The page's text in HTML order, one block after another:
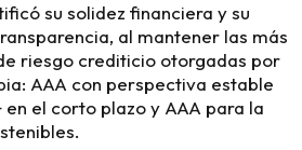
su solidez financiera y su
al mantener las más
riesgo crediticio otorgadas por
AAA con perspectiva estable
en el corto plazo y AAA para la